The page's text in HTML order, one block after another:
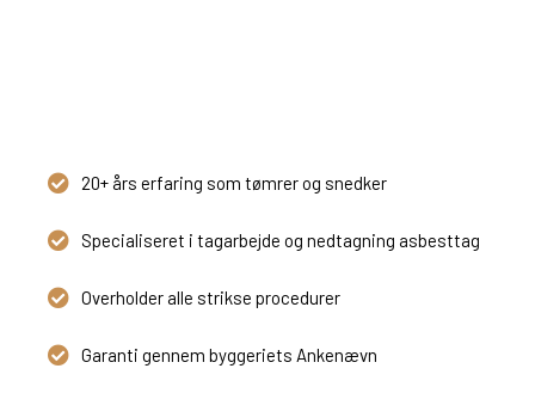
20+ års erfaring som tømrer og snedker
Specialiseret i tagarbejde og nedtagning asbesttag
Overholder alle strikse procedurer
Garanti gennem byggeriets Ankenævn